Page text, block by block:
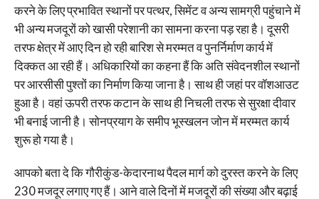
करने के लिए प्रभावित स्थानों पर पत्थर, सिमेंट व अन्य सामग्री पहुंचाने में
भी अन्य मजदूरों को खासी परेशानी का सामना करना पड़ रहा है। दूसरी
तरफ क्षेत्र में आए दिन हो रही बारिश से मरम्मत व पुनर्निर्माण कार्य में
दिक्कत आ रही हैं। अधिकारियों का कहना हैं कि अति संवेदनशील स्थानों
पर आरसीसी पुश्तों का निर्माण किया जाना है। साथ ही जहां पर वॉशआउट
हुआ है। वहां ऊपरी तरफ कटान के साथ ही निचली तरफ से सुरक्षा दीवार
भी बनाई जानी है। सोनप्रयाग के समीप भूस्खलन जोन में मरम्मत कार्य
शुरू हो गया है।
आपको बता दे कि गौरीकुंड-केदारनाथ पैदल मार्ग को दुरस्त करने के लिए
230 मजदूर लगाए गए हैं। आने वाले दिनों में मजदूरों की संख्या और बढ़ाई